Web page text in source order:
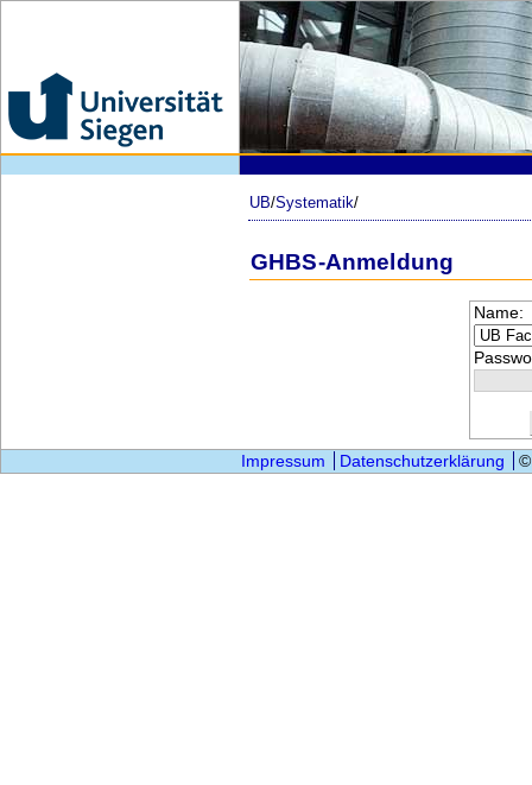
UB/Systematik/
GHBS-Anmeldung
Name:
Impressum Datenschutzerklärung ©